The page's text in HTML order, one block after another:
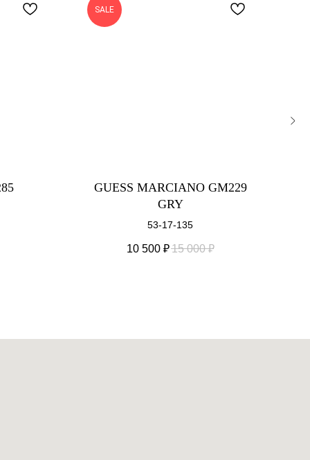
SALE
GUESS MARCIANO GM229
GRY
53-17-135
10 500 ₽15 000 ₽